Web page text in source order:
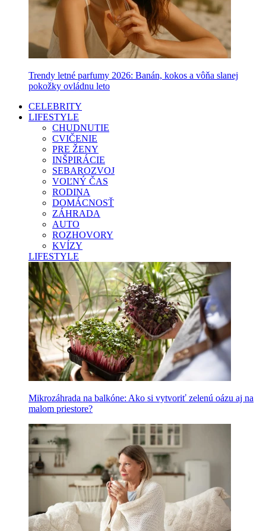
Trendy letné parfumy 2026: Banán, kokos a vôňa slanej
pokožky ovládnu leto
CELEBRITY
LIFESTYLE
CHUDNUTIE
CVIČENIE
PRE ŽENY
INŠPIRÁCIE
SEBAROZVOJ
VOĽNÝ ČAS
RODINA
DOMÁCNOSŤ
ZÁHRADA
AUTO
ROZHOVORY
KVÍZY
LIFESTYLE
Mikrozáhrada na balkóne: Ako si vytvoriť zelenú oázu aj na
malom priestore?